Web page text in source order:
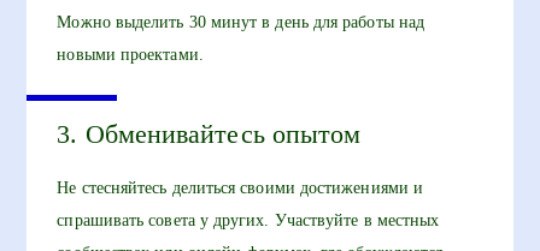
Можно выделить 30 минут в день для работы над
новыми проектами.
3. Обменивайтесь опытом
Не стесняйтесь делиться своими достижениями и
спрашивать совета у других. Участвуйте в местных